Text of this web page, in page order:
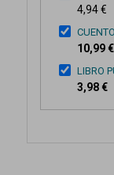
4,94 €
10,99 €
LIBRO
3,98 €